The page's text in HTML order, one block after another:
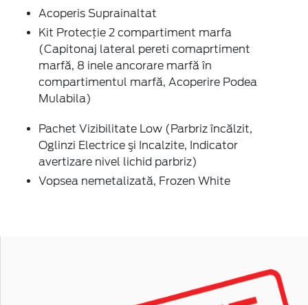
Acoperis Suprainaltat
Kit Protecţie 2 compartiment marfa
(Capitonaj lateral pereti comaprtiment
marfă, 8 inele ancorare marfă în
compartimentul marfă, Acoperire Podea
Mulabila)
Pachet Vizibilitate Low (Parbriz încălzit,
Oglinzi Electrice şi Incalzite, Indicator
avertizare nivel lichid parbriz)
Vopsea nemetalizată, Frozen White